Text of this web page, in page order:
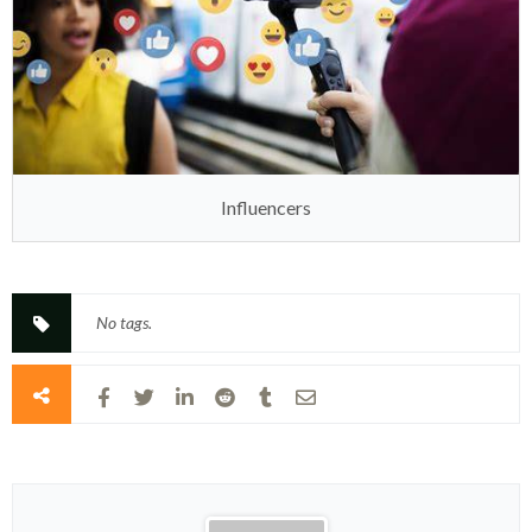
Influencers
No tags.